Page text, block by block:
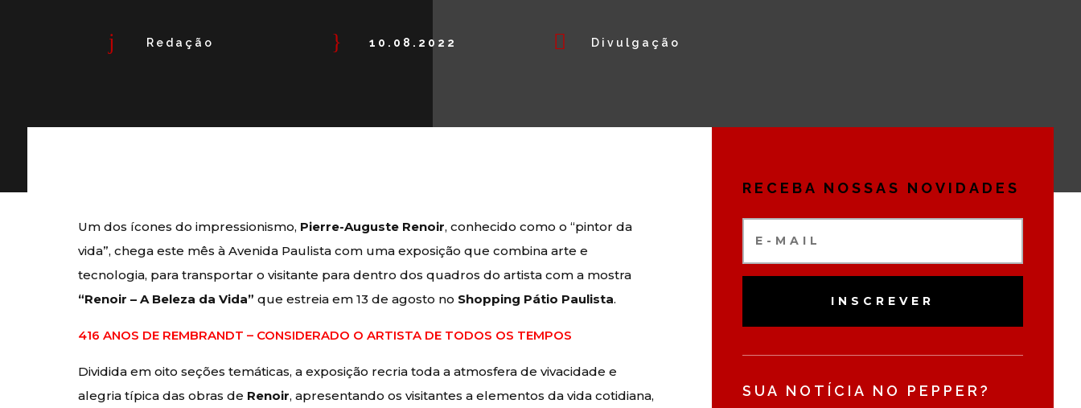
j Redação } 10.08.2022  Divulgação
Um dos ícones do impressionismo, Pierre-Auguste Renoir, conhecido como o “pintor da
vida”, chega este mês à Avenida Paulista com uma exposição que combina arte e
tecnologia, para transportar o visitante para dentro dos quadros do artista com a mostra
“Renoir – A Beleza da Vida” que estreia em 13 de agosto no Shopping Pátio Paulista.
416 ANOS DE REMBRANDT – CONSIDERADO O ARTISTA DE TODOS OS TEMPOS
Dividida em oito seções temáticas, a exposição recria toda a atmosfera de vivacidade e
alegria típica das obras de Renoir, apresentando os visitantes a elementos da vida cotidiana,
RECEBA NOSSAS NOVIDADES
INSCREVER
SUA NOTÍCIA NO PEPPER?